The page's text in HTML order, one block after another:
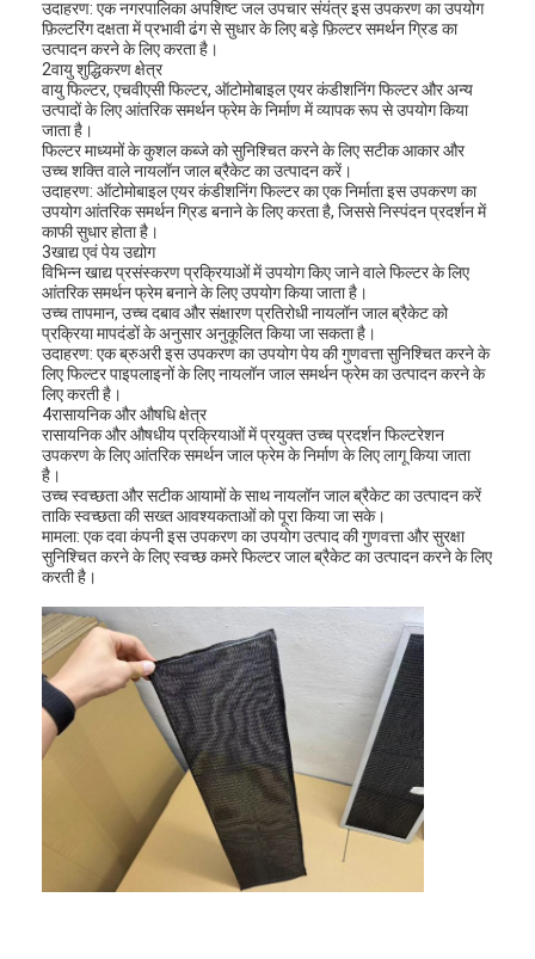
वीडियो
हमारे बारे में
कारखाने का दौरा
गुणवत्ता नियंत्रण
हमसे संपर्क करें
समाचार
अब बात करें
एयर फिल्टर बनाने की मशीन
एयर फिल्टर निर्माण मशीन
पॉकेट फ़िल्टर बनाने की मशीन
स्वचालित रिवेटिंग मशीन
अर्ध स्वचालित रिवेटिंग मशीन
फ़्रेम वेल्डर
एयर कंडीशनिंग हेपा फिल्टर
वायु शोधक फ़िल्टर
एल्यूमिनियम बैग फ़िल्टर
उदाहरण: एक नगरपालिका अपशिष्ट जल उपचार संयंत्र इस उपकरण का उपयोग
फ़िल्टरिंग दक्षता में प्रभावी ढंग से सुधार के लिए बड़े फ़िल्टर समर्थन ग्रिड का
उत्पादन करने के लिए करता है।
2वायु शुद्धिकरण क्षेत्र
वायु फिल्टर, एचवीएसी फिल्टर, ऑटोमोबाइल एयर कंडीशनिंग फिल्टर और अन्य
उत्पादों के लिए आंतरिक समर्थन फ्रेम के निर्माण में व्यापक रूप से उपयोग किया
जाता है।
फिल्टर माध्यमों के कुशल कब्जे को सुनिश्चित करने के लिए सटीक आकार और
उच्च शक्ति वाले नायलॉन जाल ब्रैकेट का उत्पादन करें।
उदाहरण: ऑटोमोबाइल एयर कंडीशनिंग फिल्टर का एक निर्माता इस उपकरण का
उपयोग आंतरिक समर्थन ग्रिड बनाने के लिए करता है, जिससे निस्पंदन प्रदर्शन में
काफी सुधार होता है।
3खाद्य एवं पेय उद्योग
विभिन्न खाद्य प्रसंस्करण प्रक्रियाओं में उपयोग किए जाने वाले फिल्टर के लिए
आंतरिक समर्थन फ्रेम बनाने के लिए उपयोग किया जाता है।
उच्च तापमान, उच्च दबाव और संक्षारण प्रतिरोधी नायलॉन जाल ब्रैकेट को
प्रक्रिया मापदंडों के अनुसार अनुकूलित किया जा सकता है।
उदाहरण: एक ब्रुअरी इस उपकरण का उपयोग पेय की गुणवत्ता सुनिश्चित करने के
लिए फिल्टर पाइपलाइनों के लिए नायलॉन जाल समर्थन फ्रेम का उत्पादन करने के
लिए करती है।
4रासायनिक और औषधि क्षेत्र
रासायनिक और औषधीय प्रक्रियाओं में प्रयुक्त उच्च प्रदर्शन फिल्टरेशन
उपकरण के लिए आंतरिक समर्थन जाल फ्रेम के निर्माण के लिए लागू किया जाता
है।
उच्च स्वच्छता और सटीक आयामों के साथ नायलॉन जाल ब्रैकेट का उत्पादन करें
ताकि स्वच्छता की सख्त आवश्यकताओं को पूरा किया जा सके।
मामला: एक दवा कंपनी इस उपकरण का उपयोग उत्पाद की गुणवत्ता और सुरक्षा
सुनिश्चित करने के लिए स्वच्छ कमरे फिल्टर जाल ब्रैकेट का उत्पादन करने के लिए
करती है।